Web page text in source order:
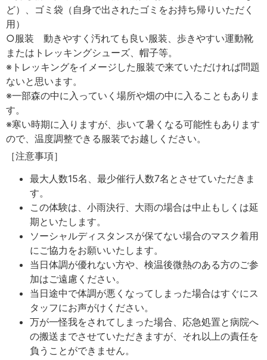
ど）、ゴミ袋（自身で出されたゴミをお持ち帰りいただく
用）
○服装 動きやすく汚れても良い服装、歩きやすい運動靴
またはトレッキングシューズ、帽子等。
※トレッキングをイメージした服装で来ていただければ問題
ないと思います。
※一部森の中に入っていく場所や畑の中に入ることもありま
す。
※寒い時期に入りますが、歩いて暑くなる可能性もあります
ので、温度調整できる服装でお越しください。
［注意事項］
最大人数15名、最少催行人数7名とさせていただきま
す。
この体験は、小雨決行、大雨の場合は中止もしくは延
期といたします。
ソーシャルディスタンスが保てない場合のマスク着用
にご協力をお願いいたします。
当日体調が優れない方や、検温後微熱のある方のご参
加はご遠慮ください。
当日途中で体調が悪くなってしまった場合はすぐにス
タッフにお声がけください。
万が一怪我をされてしまった場合、応急処置と病院へ
の搬送までさせていただきますが、それ以上の責任を
負うことができません。